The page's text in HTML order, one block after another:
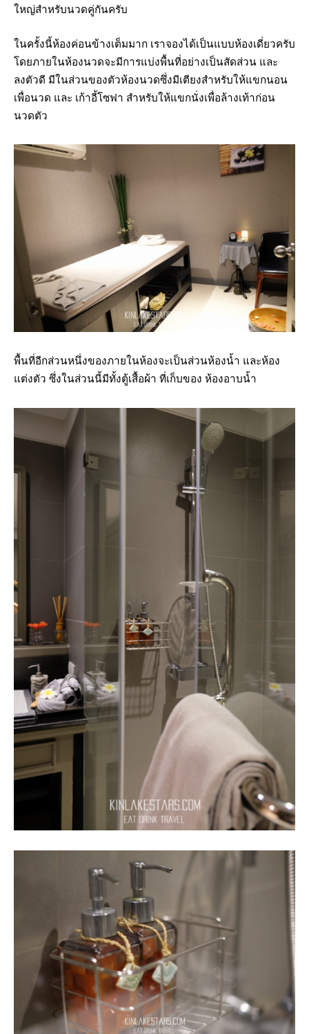
ใหญ่สำหรับนวดคู่กันครับ
ในครั้งนี้ห้องค่อนข้างเต็มมาก เราจองได้เป็นแบบห้องเดี่ยวครับ
โดยภายในห้องนวดจะมีการแบ่งพื้นที่อย่างเป็นสัดส่วน และ
ลงตัวดี มีในส่วนของตัวห้องนวดซึ่งมีเตียงสำหรับให้แขกนอน
เพื่อนวด และ เก้าอี้โซฟา สำหรับให้แขกนั่งเพื่อล้างเท้าก่อน
นวดตัว
พื้นที่อีกส่วนหนึ่งของภายในห้องจะเป็นส่วนห้องน้ำ และห้อง
แต่งตัว ซึ่งในส่วนนี้มีทั้งตู้เสื้อผ้า ที่เก็บของ ห้องอาบน้ำ